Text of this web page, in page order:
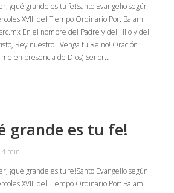
¡qué grande es tu fe!Santo Evangelio según
XVIII del Tiempo Ordinario Por: Balam
En el nombre del Padre y del Hijo y del
Rey nuestro. ¡Venga tu Reino! Oración
en presencia de Dios) Señor…
grande es tu fe!
4 min
¡qué grande es tu fe!Santo Evangelio según
XVIII del Tiempo Ordinario Por: Balam